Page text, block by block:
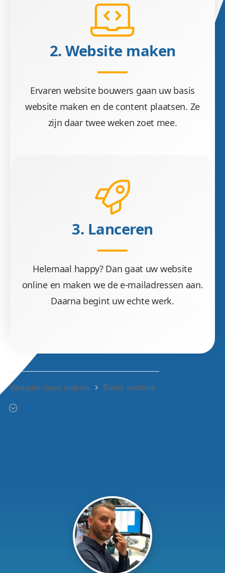
2. Website maken
Ervaren website bouwers gaan uw basis
website maken en de content plaatsen. Ze
zijn daar twee weken zoet mee.
3. Lanceren
Helemaal happy? Dan gaat uw website
online en maken we de e-mailadressen aan.
Daarna begint uw echte werk.
Website laten maken Basis website